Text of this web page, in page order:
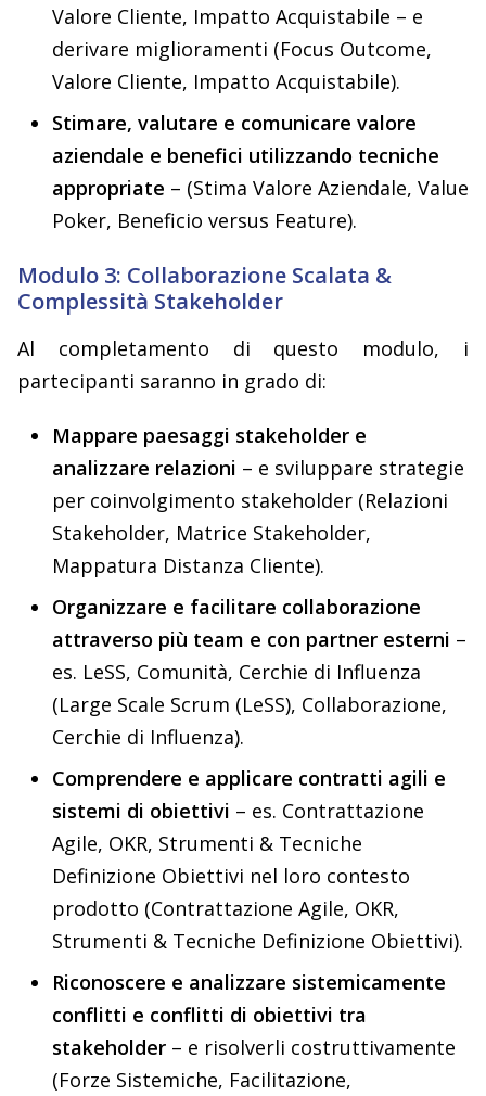
Valore Cliente, Impatto Acquistabile – e
derivare miglioramenti (Focus Outcome,
Valore Cliente, Impatto Acquistabile).
Stimare, valutare e comunicare valore
aziendale e benefici utilizzando tecniche
appropriate – (Stima Valore Aziendale, Value
Poker, Beneficio versus Feature).
Modulo 3: Collaborazione Scalata &
Complessità Stakeholder
Al completamento di questo modulo, i
partecipanti saranno in grado di:
Mappare paesaggi stakeholder e
analizzare relazioni – e sviluppare strategie
per coinvolgimento stakeholder (Relazioni
Stakeholder, Matrice Stakeholder,
Mappatura Distanza Cliente).
Organizzare e facilitare collaborazione
attraverso più team e con partner esterni –
es. LeSS, Comunità, Cerchie di Influenza
(Large Scale Scrum (LeSS), Collaborazione,
Cerchie di Influenza).
Comprendere e applicare contratti agili e
sistemi di obiettivi – es. Contrattazione
Agile, OKR, Strumenti & Tecniche
Definizione Obiettivi nel loro contesto
prodotto (Contrattazione Agile, OKR,
Strumenti & Tecniche Definizione Obiettivi).
Riconoscere e analizzare sistemicamente
conflitti e conflitti di obiettivi tra
stakeholder – e risolverli costruttivamente
(Forze Sistemiche, Facilitazione,